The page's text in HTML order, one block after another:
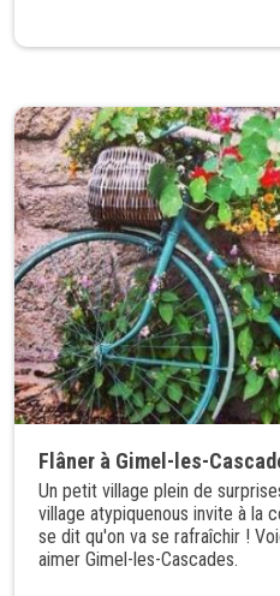
Flâner à Gimel-les-
Un petit village plein de
village atypiquenous invite à la
se dit qu'on va se rafraîchir !
aimer Gimel-les-Cascades.